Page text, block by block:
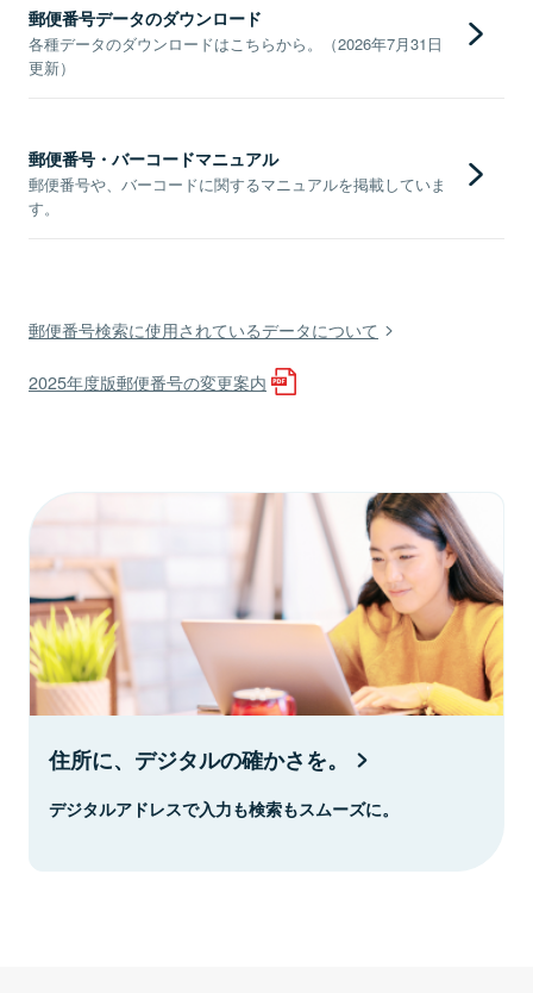
郵便番号データのダウンロード
各種データのダウンロードはこちらから。（2026年7月31日
更新）
郵便番号・バーコードマニュアル
郵便番号や、バーコードに関するマニュアルを掲載していま
す。
郵便番号検索に使用されているデータについて
2025年度版郵便番号の変更案内
住所に、デジタルの確かさを。
デジタルアドレスで入力も検索もスムーズに。